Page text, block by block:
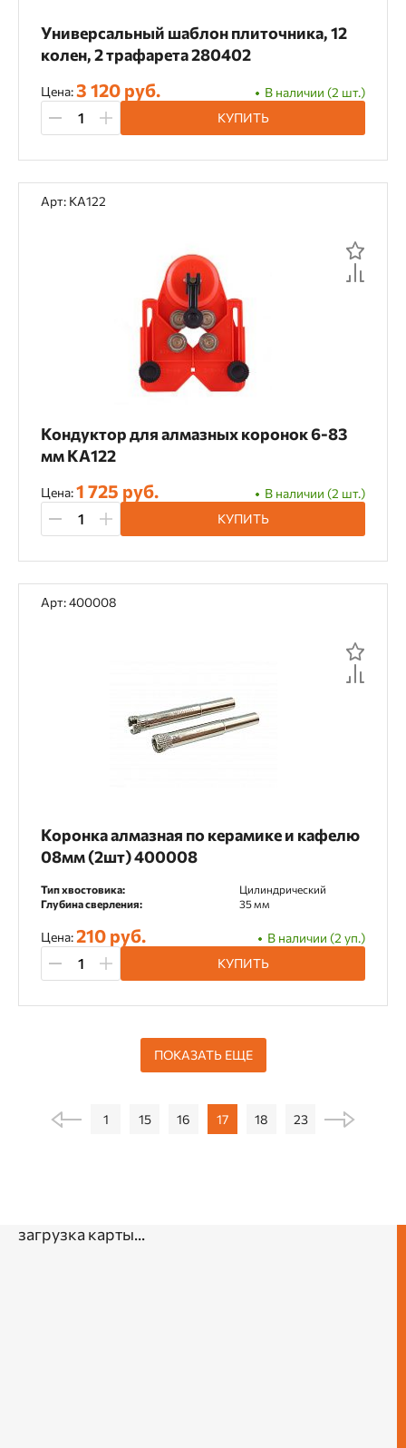
Универсальный шаблон плиточника, 12
колен, 2 трафарета 280402
Цена:3 120 руб.
В наличии (2 шт.)
КУПИТЬ
Арт: KA122
Кондуктор для алмазных коронок 6-83
мм KA122
Цена:1 725 руб.
В наличии (2 шт.)
КУПИТЬ
Арт: 400008
Коронка алмазная по керамике и кафелю
08мм (2шт) 400008
Тип хвостовика:
Цилиндрический
Глубина сверления:
35 мм
Цена:210 руб.
В наличии (2 уп.)
КУПИТЬ
ПОКАЗАТЬ ЕЩЕ
1 15 16 17 18 23
загрузка карты...